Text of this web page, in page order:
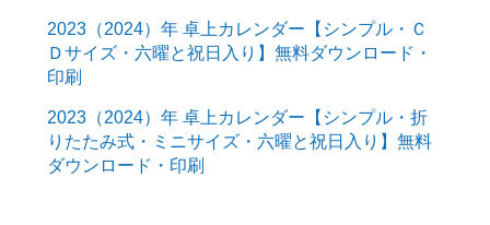
2023（2024）年 卓上カレンダー【シンプル・Ｃ
Ｄサイズ・六曜と祝日入り】無料ダウンロード・
印刷
2023（2024）年 卓上カレンダー【シンプル・折
りたたみ式・ミニサイズ・六曜と祝日入り】無料
ダウンロード・印刷